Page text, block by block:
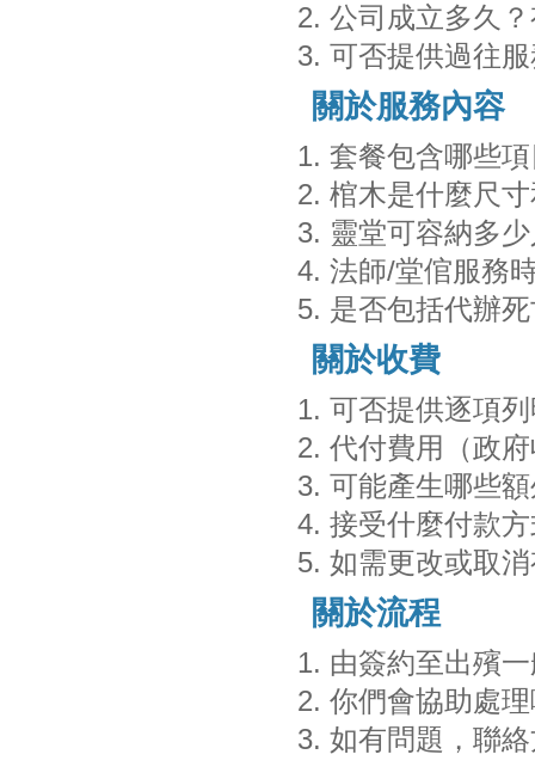
公司成立多久
可否提供過往
關於服務內容
套餐包含哪些
棺木是什麼尺
靈堂可容納多
法師/堂倌服務
是否包括代辦
關於收費
可否提供逐項
代付費用（政
可能產生哪些
接受什麼付款
如需更改或取
關於流程
由簽約至出殯
你們會協助處
如有問題，聯